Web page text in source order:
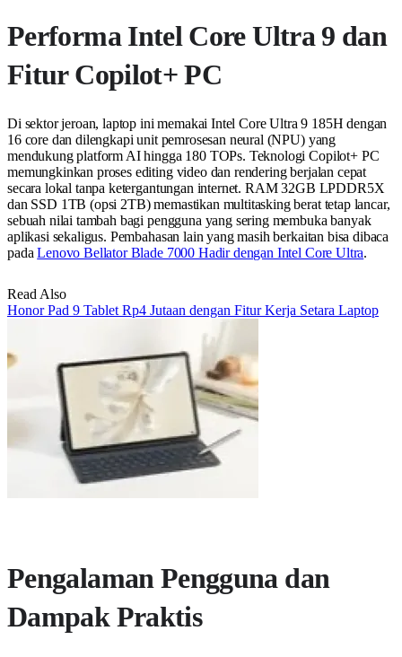
Performa Intel Core Ultra 9 dan
Fitur Copilot+ PC
Di sektor jeroan, laptop ini memakai Intel Core Ultra 9 185H dengan
16 core dan dilengkapi unit pemrosesan neural (NPU) yang
mendukung platform AI hingga 180 TOPs. Teknologi Copilot+ PC
memungkinkan proses editing video dan rendering berjalan cepat
secara lokal tanpa ketergantungan internet. RAM 32GB LPDDR5X
dan SSD 1TB (opsi 2TB) memastikan multitasking berat tetap lancar,
sebuah nilai tambah bagi pengguna yang sering membuka banyak
aplikasi sekaligus. Pembahasan lain yang masih berkaitan bisa dibaca
padaLenovo Bellator Blade 7000 Hadir dengan Intel Core Ultra.
Read Also
Honor Pad 9 Tablet Rp4 Jutaan dengan Fitur Kerja Setara Laptop
Pengalaman Pengguna dan
Dampak Praktis